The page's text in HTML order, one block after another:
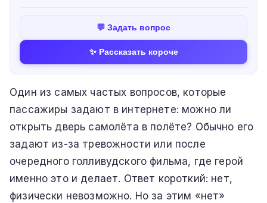
💬 Задать вопрос
✨ Рассказать короче
Один из самых частых вопросов, которые
пассажиры задают в интернете: можно ли
открыть дверь самолёта в полёте? Обычно его
задают из-за тревожности или после
очередного голливудского фильма, где герой
именно это и делает. Ответ короткий: нет,
физически невозможно. Но за этим «нет»